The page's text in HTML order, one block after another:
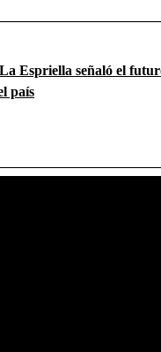
Espriella señaló el
país